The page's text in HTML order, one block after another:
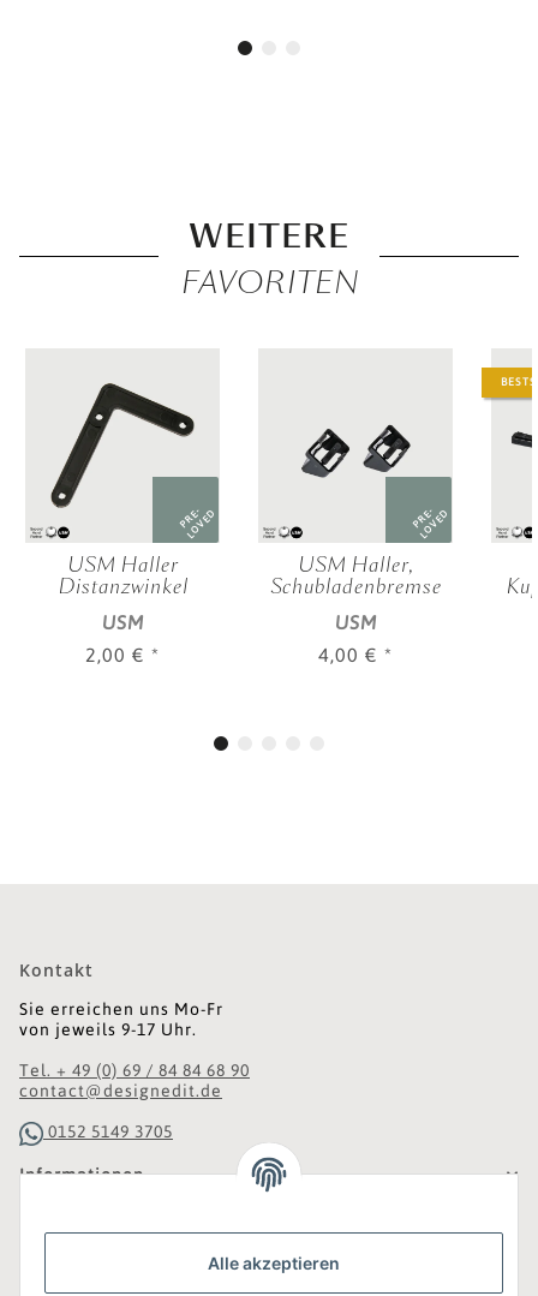
Alle akzeptieren
WEITERE
FAVORITEN
PRE-
LOVED
USM Haller
Distanzwinkel
USM
2,00 € *
PRE-
LOVED
USM Haller,
Schubladenbremse
USM
4,00 € *
Kontakt
Sie erreichen uns Mo-Fr
von jeweils 9-17 Uhr.
Tel. + 49 (0) 69 / 84 84 68 90
contact@designedit.de
0152 5149 3705
Informationen
Gesetzliche Informationen